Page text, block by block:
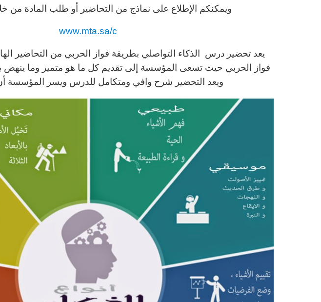
ويمكنكم الإطلاع على نماذج من التحاضير أو طلب المادة من
www.mta.sa/c
يعد تحضير درس الذكاء التواصلي بطريقة فواز الحربي من التحاضير
فواز الحربي حيث تسعى المؤسسة إلى تقديم كل ما هو متميز وما ينهض
ويعد التحضير شرح وافي ومتكامل للدرس ويسر المؤسسة